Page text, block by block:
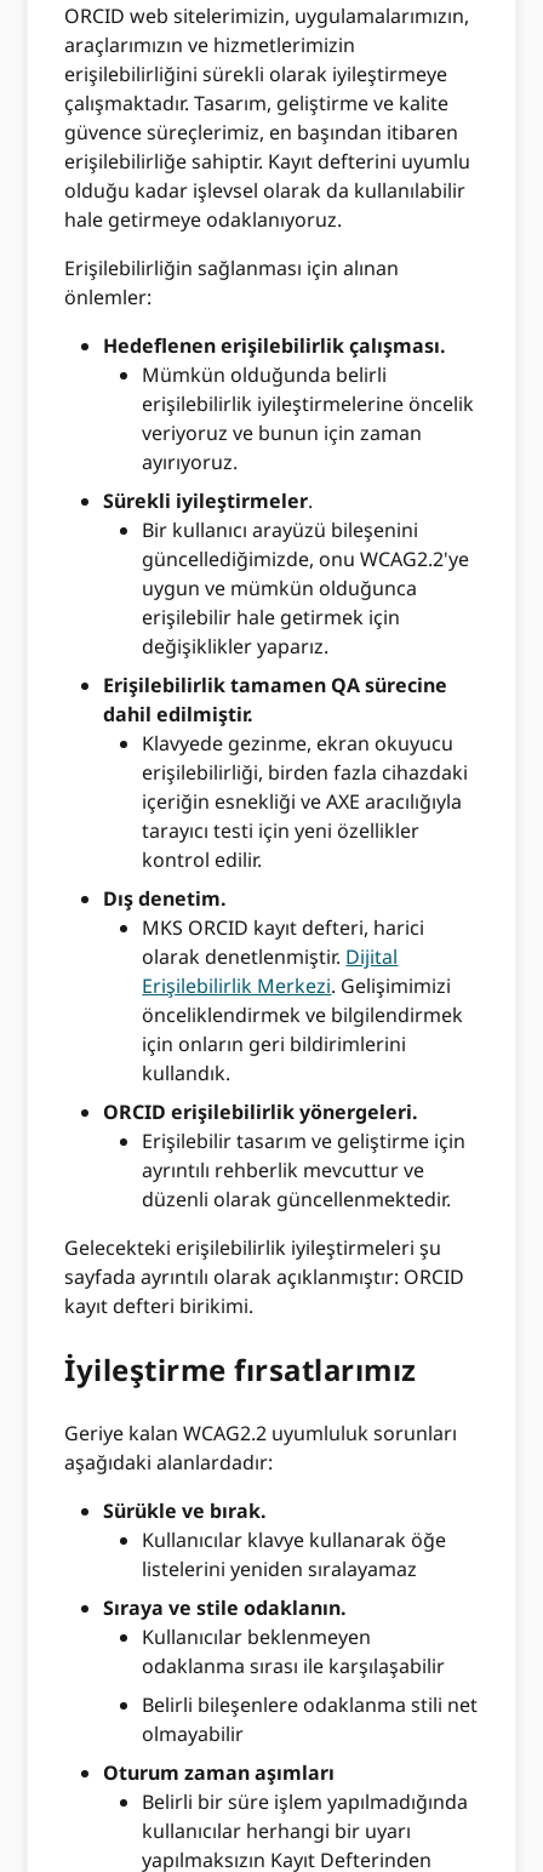
ORCID web sitelerimizin, uygulamalarımızın,
araçlarımızın ve hizmetlerimizin
erişilebilirliğini sürekli olarak iyileştirmeye
çalışmaktadır. Tasarım, geliştirme ve kalite
güvence süreçlerimiz, en başından itibaren
erişilebilirliğe sahiptir. Kayıt defterini uyumlu
olduğu kadar işlevsel olarak da kullanılabilir
hale getirmeye odaklanıyoruz.
Erişilebilirliğin sağlanması için alınan
önlemler:
Hedeflenen erişilebilirlik çalışması.
Mümkün olduğunda belirli
erişilebilirlik iyileştirmelerine öncelik
veriyoruz ve bunun için zaman
ayırıyoruz.
Sürekli iyileştirmeler.
Bir kullanıcı arayüzü bileşenini
güncellediğimizde, onu WCAG2.2'ye
uygun ve mümkün olduğunca
erişilebilir hale getirmek için
değişiklikler yaparız.
Erişilebilirlik tamamen QA sürecine
dahil edilmiştir.
Klavyede gezinme, ekran okuyucu
erişilebilirliği, birden fazla cihazdaki
içeriğin esnekliği ve AXE aracılığıyla
tarayıcı testi için yeni özellikler
kontrol edilir.
Dış denetim.
MKS ORCID kayıt defteri, harici
olarak denetlenmiştir. Dijital
Erişilebilirlik Merkezi. Gelişimimizi
önceliklendirmek ve bilgilendirmek
için onların geri bildirimlerini
kullandık.
ORCID erişilebilirlik yönergeleri.
Erişilebilir tasarım ve geliştirme için
ayrıntılı rehberlik mevcuttur ve
düzenli olarak güncellenmektedir.
Gelecekteki erişilebilirlik iyileştirmeleri şu
sayfada ayrıntılı olarak açıklanmıştır: ORCID
kayıt defteri birikimi.
İyileştirme fırsatlarımız
Geriye kalan WCAG2.2 uyumluluk sorunları
aşağıdaki alanlardadır:
Sürükle ve bırak.
Kullanıcılar klavye kullanarak öğe
listelerini yeniden sıralayamaz
Sıraya ve stile odaklanın.
Kullanıcılar beklenmeyen
odaklanma sırası ile karşılaşabilir
Belirli bileşenlere odaklanma stili net
olmayabilir
Oturum zaman aşımları
Belirli bir süre işlem yapılmadığında
kullanıcılar herhangi bir uyarı
yapılmaksızın Kayıt Defterinden